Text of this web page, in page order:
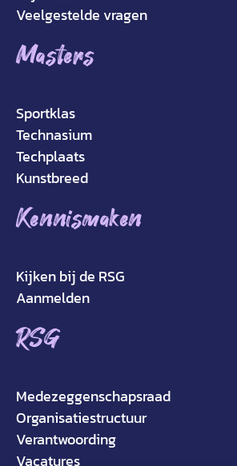
Veelgestelde vragen
Masters
Sportklas
Technasium
Techplaats
Kunstbreed
Kennismaken
Kijken bij de RSG
Aanmelden
RSG
Medezeggenschapsraad
Organisatiestructuur
Verantwoording
Vacatures